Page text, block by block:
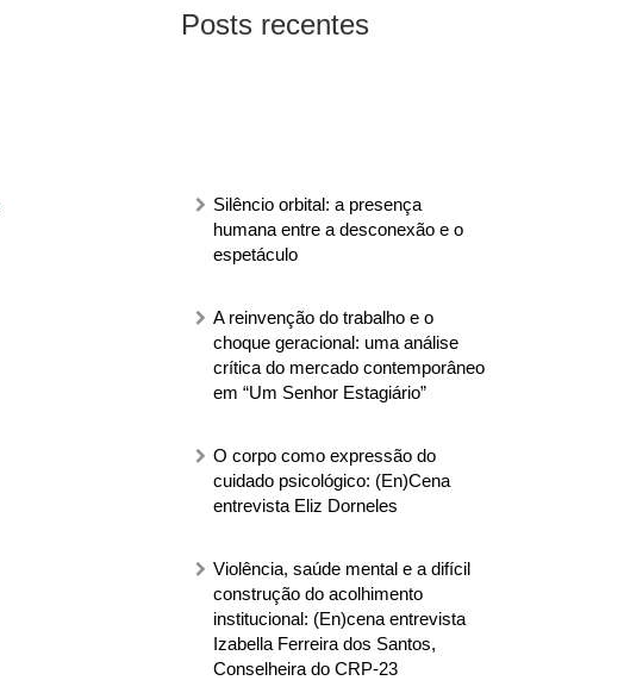
Posts recentes
Silêncio orbital: a presença
humana entre a desconexão e o
espetáculo
A reinvenção do trabalho e o
choque geracional: uma análise
crítica do mercado contemporâneo
em “Um Senhor Estagiário”
O corpo como expressão do
cuidado psicológico: (En)Cena
entrevista Eliz Dorneles
Violência, saúde mental e a difícil
construção do acolhimento
institucional: (En)cena entrevista
Izabella Ferreira dos Santos,
Conselheira do CRP-23